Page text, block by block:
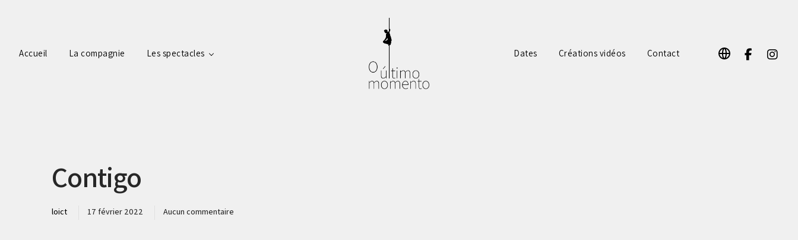
Accueil La compagnie Les spectacles Dates Créations vidéos Contact F
a
I
Contigo
loict 17 février 2022 Aucun commentaire